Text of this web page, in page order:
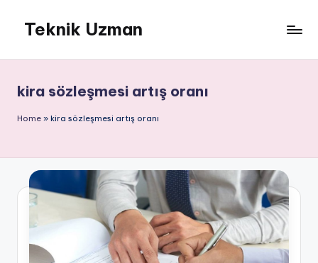
content
Teknik Uzman
kira sözleşmesi artış oranı
Home » kira sözleşmesi artış oranı